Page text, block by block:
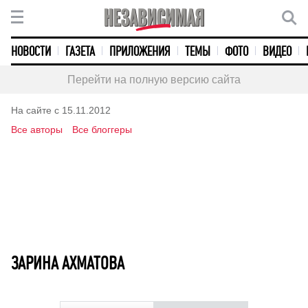
НОВОСТИ ГАЗЕТА ПРИЛОЖЕНИЯ ТЕМЫ ФОТО ВИДЕО
Перейти на полную версию сайта
На сайте с 15.11.2012
Все авторы
Все блоггеры
ЗАРИНА АХМАТОВА